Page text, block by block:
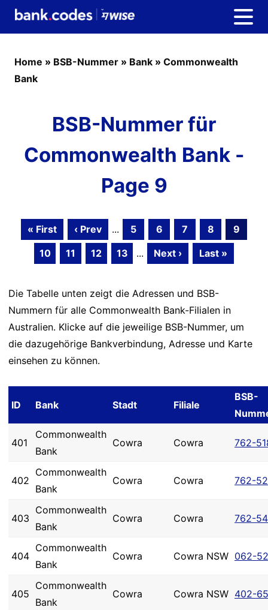
Home » BSB-Nummer » Bank » Commonwealth
Bank
BSB-Nummer für
Commonwealth Bank -
Page 9
« First ‹ Prev ... 5 6 7 8
9
10
11 12 13 ... Next › Last »
Die Tabelle unten zeigt die Adressen und BSB-
Nummern für alle Commonwealth Bank-Filialen in
Australien. Klicke auf die jeweilige BSB-Nummer, um
die dazugehörige Bankverbindung, Adresse und Karte
einsehen zu können.
ID Bank Stadt Filiale
BSB-
401
Commonwealth
Bank
Cowra Cowra 762-
402
Commonwealth
Bank
Cowra Cowra 762-
403
Commonwealth
Bank
Cowra Cowra 762-
404
Commonwealth
Bank
Cowra Cowra NSW 062-
405
Commonwealth
Bank
Cowra Cowra NSW 402-